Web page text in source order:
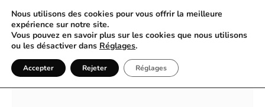
Agence Conquérant –
Spécialiste en Référencement
Google My Business
Nous utilisons des cookies pour vous offrir la meilleure
expérience sur notre site.
Vous pouvez en savoir plus sur les cookies que nous utilisons
ou les désactiver dans Réglages.
Accepter Rejeter Réglages